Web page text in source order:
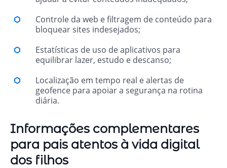
Controle da web e filtragem de conteúdo para
bloquear sites indesejados;
Estatísticas de uso de aplicativos para
equilibrar lazer, estudo e descanso;
Localização em tempo real e alertas de
geofence para apoiar a segurança na rotina
diária.
Informações complementares
para pais atentos à vida digital
dos filhos